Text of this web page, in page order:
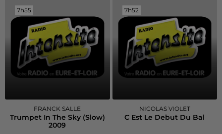
7h55
7h55
FRANCK SALLE
Trumpet In The Sky (slow)
2009
7h52
7h52
NICOLAS VIOLET
C Est Le Debut Du Bal